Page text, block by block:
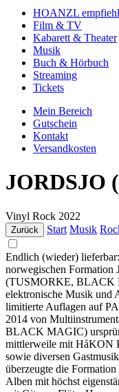
HOANZL
Film & TV
Kabarett & Theater
Musik
Buch & Hörbuch
Streaming
Tickets
Mein Bereich
Gutschein
Kontakt
Versandkosten
JORDSJO
Vinyl Rock 2022
Zurück Start Musik
Endlich (wieder)
norwegischen
(TUSMORKE, BLACK
elektronische Musik und
limitierte Auflagen auf
2014 von
BLACK MAGIC)
mittlerweile mit
sowie diversen
überzeugte die
Alben mit höchst